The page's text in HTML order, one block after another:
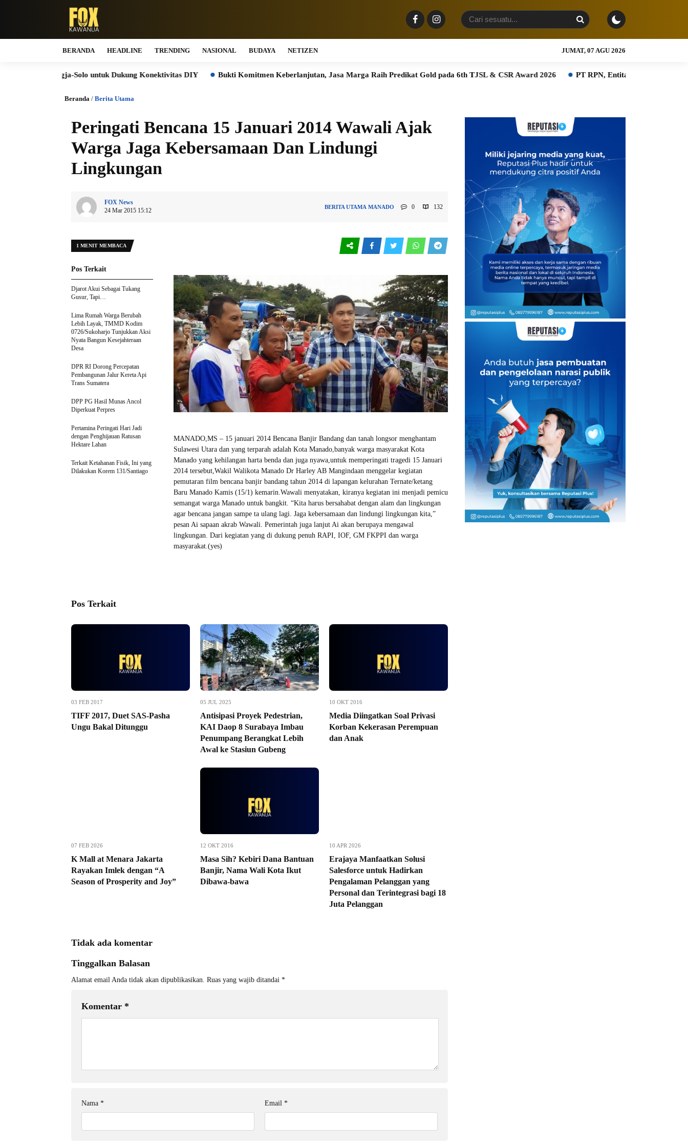
BERANDA HEADLINE TRENDING NASIONAL BUDAYA NETIZEN JUMAT, 07 AGU 2026
Jogja-Solo untuk Dukung Konektivitas DIY Bukti Komitmen Keberlanjutan, Jasa Marga Raih Predikat Gold pada 6th TJSL & CSR Award 2026 PT RPN, Entitas PTPN Group bersama
Beranda / Berita Utama
Peringati Bencana 15 Januari 2014 Wawali Ajak
Warga Jaga Kebersamaan Dan Lindungi
Lingkungan
FOX News
24 Mar 2015 15:12
BERITA UTAMA MANADO 0 132
1 MENIT MEMBACA
MANADO,MS – 15 januari 2014 Bencana Banjir Bandang dan tanah longsor menghantam
Sulawesi Utara dan yang terparah adalah Kota Manado,banyak warga masyarakat Kota
Manado yang kehilangan harta benda dan juga nyawa,untuk memperingati tragedi 15 Januari
2014 tersebut,Wakil Walikota Manado Dr Harley AB Mangindaan menggelar kegiatan
pemutaran film bencana banjir bandang tahun 2014 di lapangan kelurahan Ternate/ketang
Baru Manado Kamis (15/1) kemarin.Wawali menyatakan, kiranya kegiatan ini menjadi pemicu
semangat warga Manado untuk bangkit. “Kita harus bersahabat dengan alam dan lingkungan
agar bencana jangan sampe ta ulang lagi. Jaga kebersamaan dan lindungi lingkungan kita,”
pesan Ai sapaan akrab Wawali. Pemerintah juga lanjut Ai akan berupaya mengawal
lingkungan. Dari kegiatan yang di dukung penuh RAPI, IOF, GM FKPPI dan warga
masyarakat.(yes)
Pos Terkait
Djarot Akui Sebagai Tukang
Gusur, Tapi…
Lima Rumah Warga Berubah
Lebih Layak, TMMD Kodim
0726/Sukoharjo Tunjukkan Aksi
Nyata Bangun Kesejahteraan
Desa
DPR RI Dorong Percepatan
Pembangunan Jalur Kereta Api
Trans Sumatera
DPP PG Hasil Munas Ancol
Diperkuat Perpres
Pertamina Peringati Hari Jadi
dengan Penghijauan Ratusan
Hektare Lahan
Terkait Ketahanan Fisik, Ini yang
Dilakukan Korem 131/Santiago
Pos Terkait
03 FEB 2017
TIFF 2017, Duet SAS-Pasha
Ungu Bakal Ditunggu
05 JUL 2025
Antisipasi Proyek Pedestrian,
KAI Daop 8 Surabaya Imbau
Penumpang Berangkat Lebih
Awal ke Stasiun Gubeng
10 OKT 2016
Media Diingatkan Soal Privasi
Korban Kekerasan Perempuan
dan Anak
07 FEB 2026
K Mall at Menara Jakarta
Rayakan Imlek dengan “A
Season of Prosperity and Joy”
12 OKT 2016
Masa Sih? Kebiri Dana Bantuan
Banjir, Nama Wali Kota Ikut
Dibawa-bawa
10 APR 2026
Erajaya Manfaatkan Solusi
Salesforce untuk Hadirkan
Pengalaman Pelanggan yang
Personal dan Terintegrasi bagi 18
Juta Pelanggan
Tidak ada komentar
Tinggalkan Balasan
Alamat email Anda tidak akan dipublikasikan. Ruas yang wajib ditandai *
Komentar *
Nama * Email *